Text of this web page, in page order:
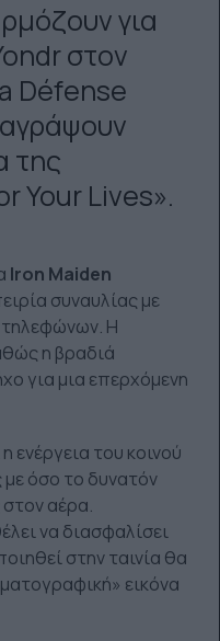
για
στον
Défense
της
Your Lives».
Iron Maiden
συναυλίας με
τηλεφώνων. Η
η βραδιά
για μια επερχόμενη
ενέργεια του κοινού
όσο το δυνατόν
αέρα.
να διασφαλίσει
στην ταινία θα
εικόνα